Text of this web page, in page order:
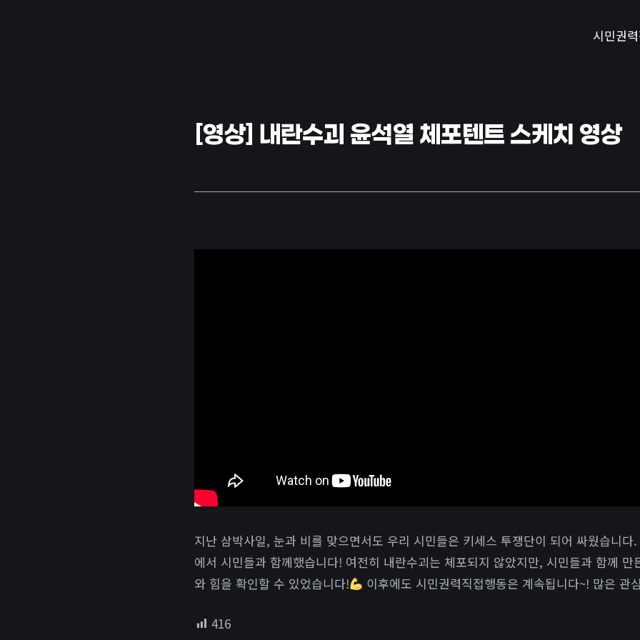
시민권
[영상] 내란수괴 윤석열 체포텐트 스케치 영상
지난 삼박사일, 눈과 비를 맞으면서도 우리 시민들은 키세스 투쟁단이 되어 싸웠습니다
에서 시민들과 함께했습니다! 여전히 내란수괴는 체포되지 않았지만, 시민들과 함께 만
와 힘을 확인할 수 있었습니다!
이후에도 시민권력직접행동은 계속됩니다~! 많은 관
416